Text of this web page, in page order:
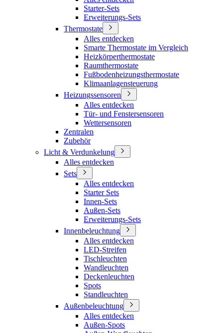
Starter-Sets
Erweiterungs-Sets
Thermostate
Alles entdecken
Smarte Thermostate im Vergleich
Heizkörperthermostate
Raumthermostate
Fußbodenheizungsthermostate
Klimaanlagensteuerung
Heizungssensoren
Alles entdecken
Tür- und Fenstersensoren
Wettersensoren
Zentralen
Zubehör
Licht & Verdunkelung
Alles entdecken
Sets
Alles entdecken
Starter Sets
Innen-Sets
Außen-Sets
Erweiterungs-Sets
Innenbeleuchtung
Alles entdecken
LED-Streifen
Tischleuchten
Wandleuchten
Deckenleuchten
Spots
Standleuchten
Außenbeleuchtung
Alles entdecken
Außen-Spots